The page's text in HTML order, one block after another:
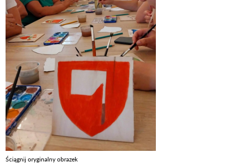
Ściągnij oryginalny obrazek